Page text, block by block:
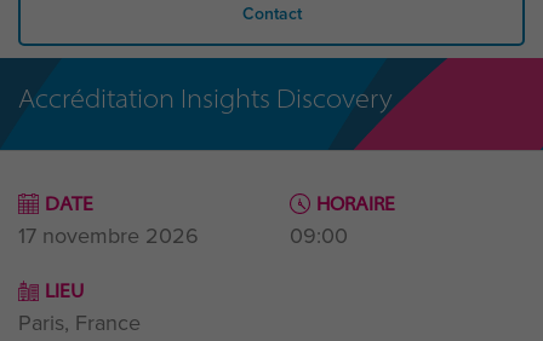
Contact
Accréditation Insights Discovery
DATE
17 novembre 2026
HORAIRE
09:00
LIEU
Paris, France